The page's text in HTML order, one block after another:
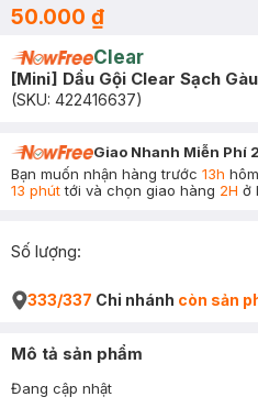
50.000 ₫
Clear
[Mini] Dầu Gội Clear Sạch
(SKU: 422416637)
Giao Nhanh Miễn Phí
Bạn muốn nhận hàng trước 13h
13 phúttới và chọn giao hàng 2H ở
Số lượng:
333/337 Chi nhánh còn sản
Mô tả sản phẩm
Đang cập nhật